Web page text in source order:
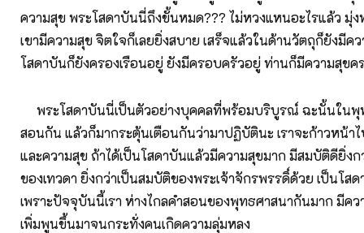
ความสุข พระโสดาบันนี่ถึงขั้นหมด??? ไม่หวงแหนอะไรแล้ว มุ่ง
เขามีความสุข จิตใจก็เลยยิ่งสบาย เสร็จแล้วในด้านวัตถุก็ยังมีค
โสดาบันก็ยังครองเรือนอยู่ ยังมีครอบครัวอยู่ ท่านก็มีความสุขค
พระโสดาบันนี่เป็นตัวอย่างบุคคลที่พร้อมบริบูรณ์ ฉะนั้นในพุ
สอนกัน แล้วก็มากระตุ้นเตือนกันว่ามาปฏิบัตินะ เราจะก้าวหน้า
และความสุข ถ้าได้เป็นโสดาบันแล้วมีความสุขมาก มีสมบัติดียิ่ง
ของเทวดา ยิ่งกว่าเป็นสมบัติของพระเจ้าจักรพรรดิ์ด้วย เป็นโส
เพราะปัจจุบันนี้เรา ห่างไกลคำสอนของพุทธศาสนากันมาก มีค
เพิ่มพูนขึ้นมาจนกระทั่งคนเกิดความลุ่มหลง